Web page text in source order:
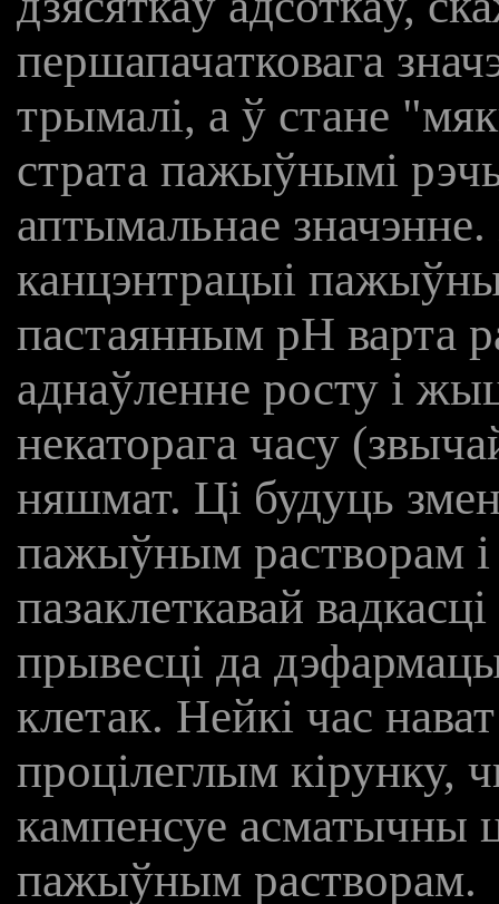
першапачатковага
трымалі, а ў стане
страта пажыўнымі
аптымальнае
канцэнтрацыі
пастаянным рН варта
аднаўленне росту і
некаторага часу
няшмат. Ці будуць
пажыўным растворам
пазаклеткавай
прывесці да
клетак. Нейкі час
процілеглым кірунку,
кампенсуе асматычны
пажыўным растворам.